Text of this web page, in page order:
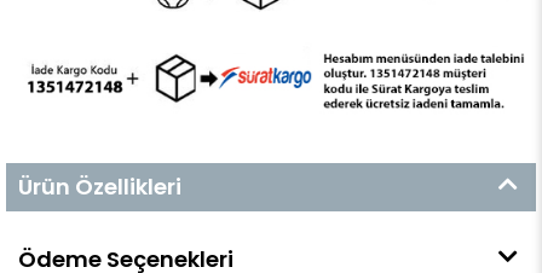
Ürün Özellikleri
Ödeme Seçenekleri